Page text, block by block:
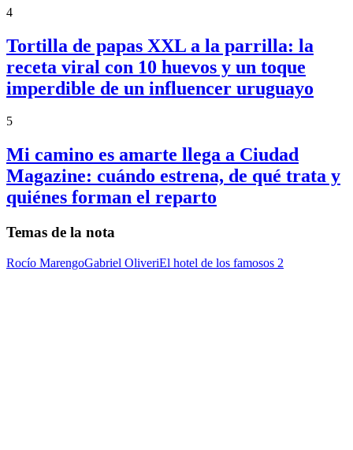
4
Tortilla de papas XXL a la parrilla: la
receta viral con 10 huevos y un toque
imperdible de un influencer uruguayo
5
Mi camino es amarte llega a Ciudad
Magazine: cuándo estrena, de qué trata y
quiénes forman el reparto
Temas de la nota
Rocío MarengoGabriel OliveriEl hotel de los famosos 2